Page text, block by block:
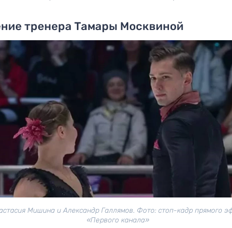
тренера Тамары Москвиной
Мишина и Александр Галлямов. Фото: стоп-кадр прямого
«Первого канала»